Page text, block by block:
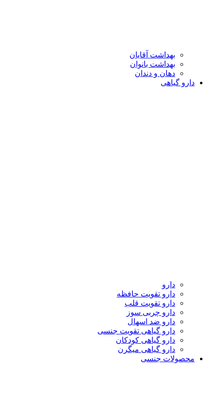
بهداشت آقایان
بهداشت بانوان
دهان و دندان
دارو گیاهی
دارو
دارو تقویت حافظه
دارو تقویت قلب
دارو چربی سوز
دارو ضد اسهال
دارو گیاهی تقویت جنسی
دارو گیاهی کودکان
دارو گیاهی میگرن
محصولات جنسی